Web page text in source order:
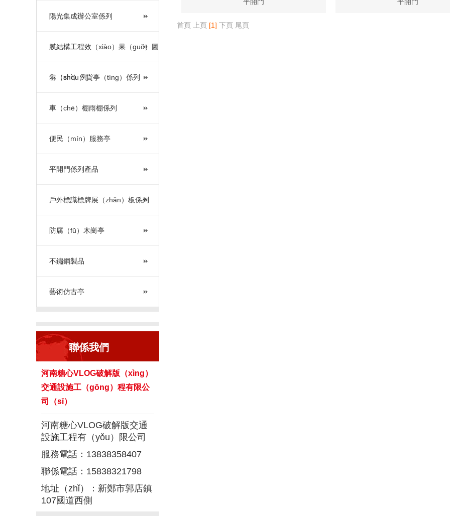
陽光集成辦公室係列
膜結構工程效（xiào）果（guǒ）圖
示（shì）例
售（shòu）貨亭（tíng）係列
車（chē）棚雨棚係列
便民（mín）服務亭
平開門係列產品
戶外標識標牌展（zhǎn）板係列
防腐（fǔ）木崗亭
不鏽鋼製品
藝術仿古亭
聯係我們
河南糖心VLOG破解版（xìng）
交通設施工（gōng）程有限公
司（sī）
河南糖心VLOG破解版交通
設施工程有（yǒu）限公司
服務電話：13838358407
聯係電話：15838321798
地址（zhǐ）：新鄭市郭店鎮
107國道西側
平開門 平開門
首頁 上頁 [1] 下頁 尾頁